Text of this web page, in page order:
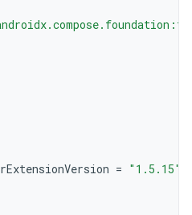
= "1.5.15"